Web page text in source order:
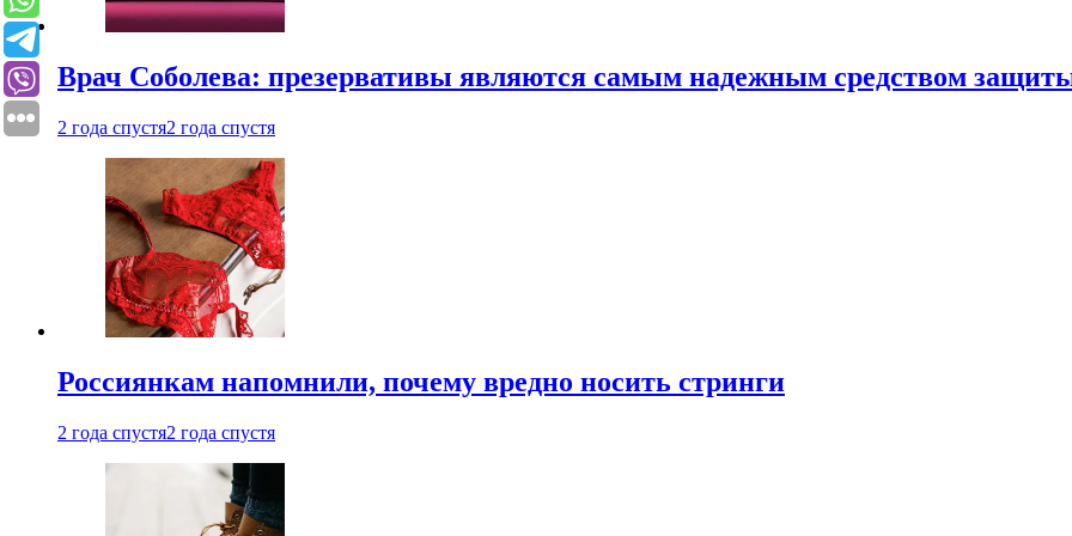
Врач Соболева: презервативы являются самым надежным средством
2 года спустя2 года спустя
Россиянкам напомнили, почему вредно носить стринги
2 года спустя2 года спустя